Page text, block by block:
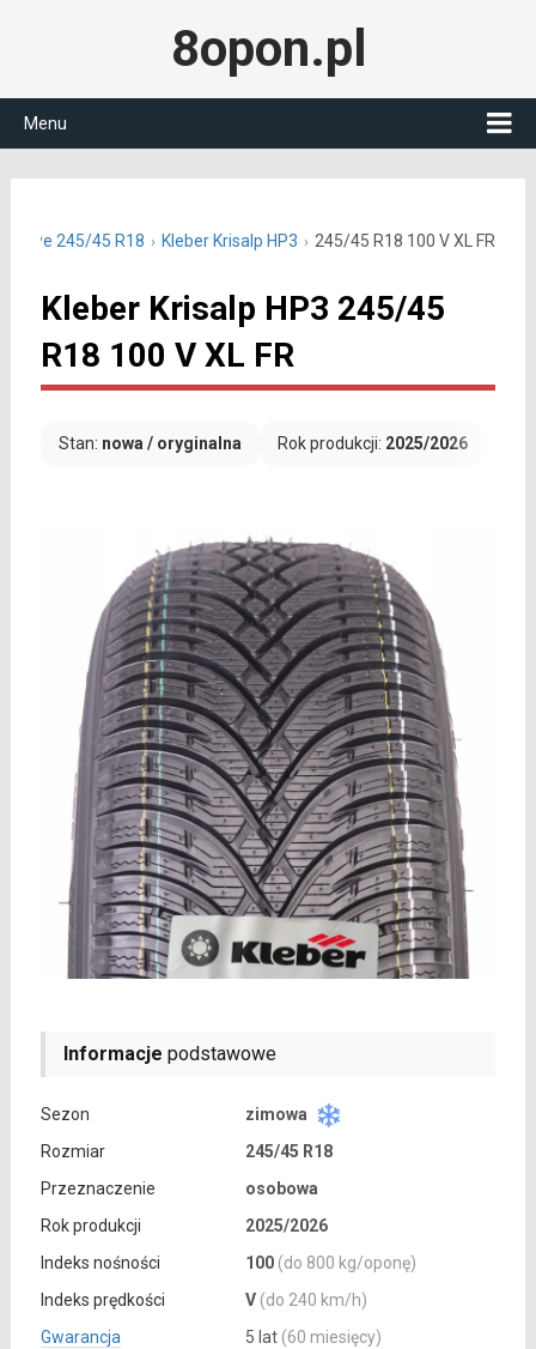
8opon.pl
Menu
245/45 R18 Kleber Krisalp HP3 245/45 R18 100 V XL FR
Kleber Krisalp HP3 245/45
R18 100 V XL FR
Stan: nowa / oryginalna Rok produkcji: 2025/2026
Informacje podstawowe
Sezon
zimowa
Rozmiar
245/45 R18
Przeznaczenie
osobowa
Rok produkcji
2025/2026
Indeks nośności
100 (do 800 kg/oponę)
Indeks prędkości
V (do 240 km/h)
Gwarancja
5 lat (60 miesięcy)